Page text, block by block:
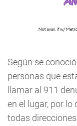
Según se
personas que
llamar al 911
en el lugar, por
todas